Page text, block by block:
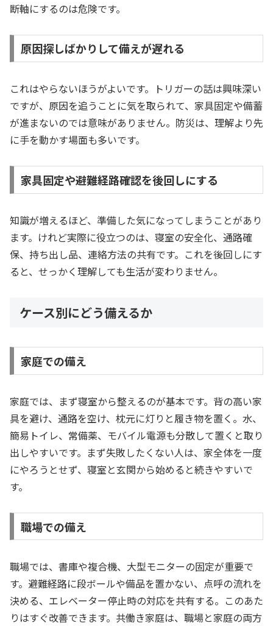
断軸にするのは危険です。
原因探しばかりして備えが遅れる
これはやらないほうがよいです。トリガーの話は興味深い
ですが、原因を追うことに気を取られて、家具固定や備蓄
が進まないのでは意味がありません。防災は、理解より先
に手を動かす場面も多いです。
家具固定や避難経路確認を後回しにする
知識が増えるほど、準備した気になってしまうことがあり
ます。けれど実際に役立つのは、寝室の安全化、通路確
保、持ち出し品、連絡方法の共有です。これを後回しにす
ると、せっかく理解しても生活が変わりません。
ケース別にどう備えるか
家庭での備え
家庭では、まず寝室から整えるのが基本です。背の高い家
具を避け、通路を空け、枕元に灯りと履き物を置く。水、
簡易トイレ、常備薬、モバイル電源も分散して置くと取り
出しやすいです。まず失敗したくない人は、家全体を一度
にやろうとせず、寝室と玄関から始めると続きやすいで
す。
職場での備え
職場では、書庫や複合機、大型モニターの固定が重要で
す。避難経路に段ボールや備品を置かない、点呼の流れを
決める、エレベーター停止時の対応を共有する。このあた
りはすぐ改善できます。共働き家庭は、職場と家庭の両方